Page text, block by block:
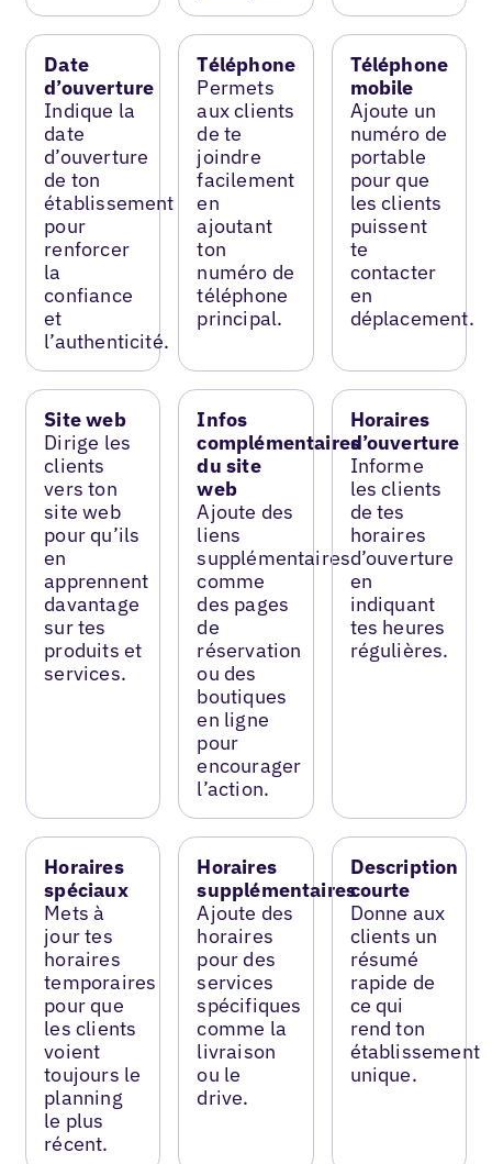
Date
d’ouverture
Indique la
date
d’ouverture
de ton
établissement
pour
renforcer
la
confiance
et
l’authenticité.
Téléphone
Permets
aux clients
de te
joindre
facilement
en
ajoutant
ton
numéro de
téléphone
principal.
Téléphone
mobile
Ajoute un
numéro de
portable
pour que
les clients
puissent
te
contacter
en
déplacement.
Site web
Dirige les
clients
vers ton
site web
pour qu’ils
en
apprennent
davantage
sur tes
produits et
services.
Infos
complémentaires
du site
web
Ajoute des
liens
supplémentaires
comme
des pages
de
réservation
ou des
boutiques
en ligne
pour
encourager
l’action.
Horaires
d’ouverture
Informe
les clients
de tes
horaires
d’ouverture
en
indiquant
tes heures
régulières.
Horaires
spéciaux
Mets à
jour tes
horaires
temporaires
pour que
les clients
voient
toujours le
planning
le plus
récent.
Horaires
supplémentaires
Ajoute des
horaires
pour des
services
spécifiques
comme la
livraison
ou le
drive.
Description
courte
Donne aux
clients un
résumé
rapide de
ce qui
rend ton
établissement
unique.